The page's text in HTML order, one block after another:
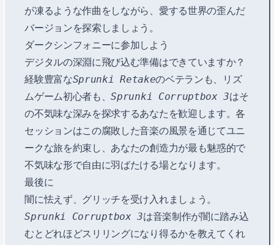
が凍るような作曲をしながら、愛する世界の歪んだ
バージョンを探索しましょう。
ダークシンフォニーに参加しよう
デジタルの深淵に飛び込む準備はできていますか？
経験豊富なSprunki Retakeのベテランも、リズ
ムゲーム初心者も、Sprunki Corruptbox 3はそ
の不気味な深みを探求するあなたを歓迎します。各
セッションはこの腐敗した音楽の風景を通じてユニ
ークな旅を約束し、あなたの創造力が最も魅惑的で
不気味な形で自由に羽ばたける場となります。
最後に
闇に怯えず、グリッチを受け入れましょう。
Sprunki Corruptbox 3は音楽制作が闇に踏み込
むとどれほどスリリングになり得るかを教えてくれ